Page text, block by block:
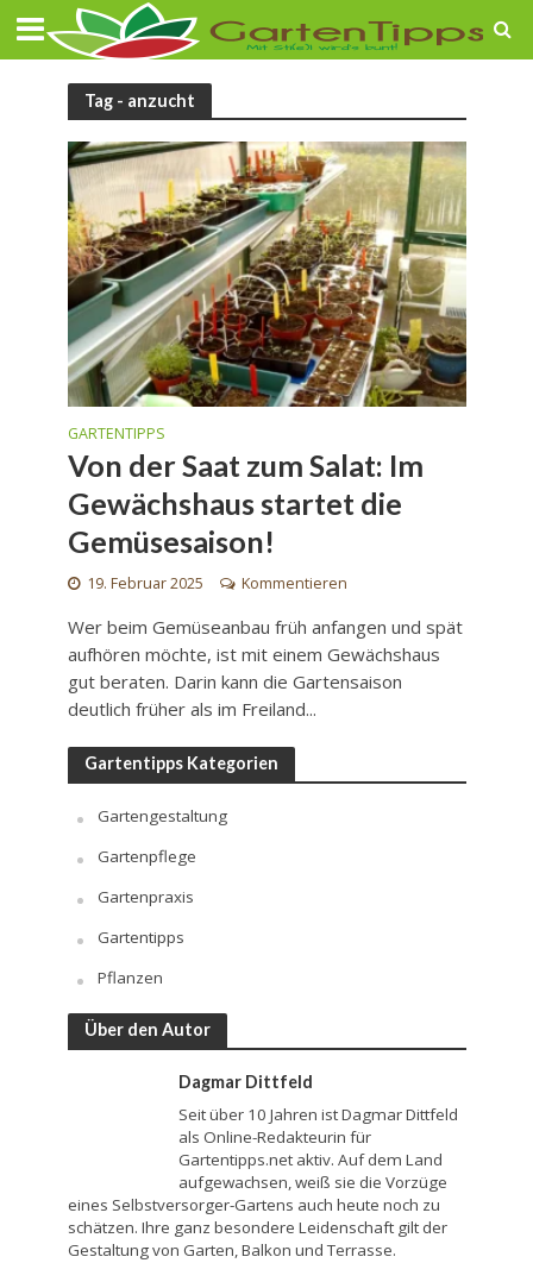
Tag - anzucht
GARTENTIPPS
Von der Saat zum Salat: Im
Gewächshaus startet die
Gemüsesaison!
19. Februar 2025 Kommentieren
Wer beim Gemüseanbau früh anfangen und spät
aufhören möchte, ist mit einem Gewächshaus
gut beraten. Darin kann die Gartensaison
deutlich früher als im Freiland...
Gartentipps Kategorien
Gartengestaltung
Gartenpflege
Gartenpraxis
Gartentipps
Pflanzen
Über den Autor
Dagmar Dittfeld
Seit über 10 Jahren ist Dagmar Dittfeld
als Online-Redakteurin für
Gartentipps.net aktiv. Auf dem Land
aufgewachsen, weiß sie die Vorzüge
eines Selbstversorger-Gartens auch heute noch zu
schätzen. Ihre ganz besondere Leidenschaft gilt der
Gestaltung von Garten, Balkon und Terrasse.